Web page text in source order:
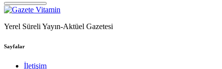
Yerel Süreli Yayın-Aktüel Gazetesi
Sayfalar
İletişim